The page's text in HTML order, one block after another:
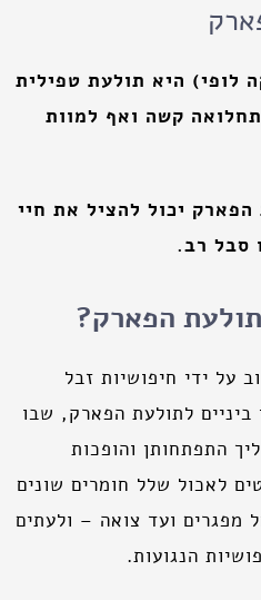
לופי) היא תולעת טפילית
קשה ואף למוות
יכול להציל את חיי
סבל רב.
הפארק?
על ידי חיפושיות זבל
לתולעת הפארק, שבו
התפתחותן והופכות
לאכול שלל חומרים שונים
מפגרים ועד צואה – ולעתים
הנגועות.